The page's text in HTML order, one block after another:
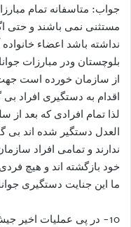
جواب: متاسفانه تمام
مستثنی نمی باشند و حتی
نداشته باشد اعضاء
بلوچستان ودر مبارزات
از سازمان خورده است
اقدام به دستگیری افراد بی
لذا تمام افرادی که بعد
العدل دستگیر شده اند بی
ندارند و تمامی افراد
خود بازگشته اند و هیچ
ما این جنایت دستگیری
10- در پی عملیات اخیر